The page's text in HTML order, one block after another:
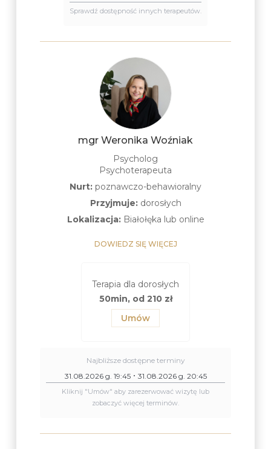
Sprawdź dostępność innych terapeutów.
mgr Weronika Woźniak
Psycholog
Psychoterapeuta
Nurt: poznawczo-behawioralny
Przyjmuje:dorosłych
Lokalizacja:Białołęka lub online
DOWIEDZ SIĘ WIĘCEJ
Terapia dla dorosłych
50min, od 210 zł
Umów
Najbliższe dostępne terminy
31.08.2026 g. 19:45
31.08.2026 g. 20:45
Kliknij "Umów" aby zarezerwować wizytę lub
zobaczyć więcej terminów.